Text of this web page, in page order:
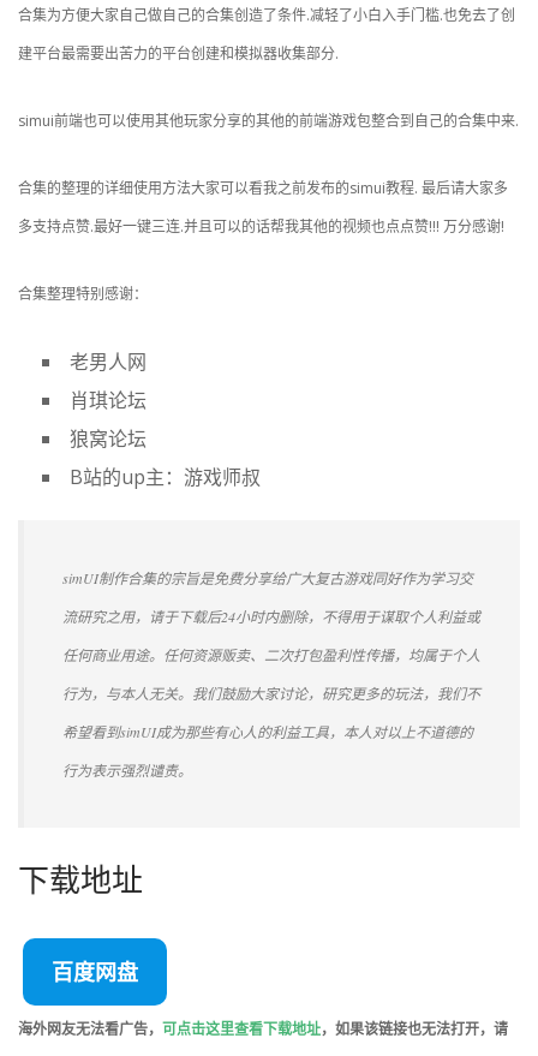
合集为方便大家自己做自己的合集创造了条件.减轻了小白入手门槛.也免去了创
建平台最需要出苦力的平台创建和模拟器收集部分.
simui前端也可以使用其他玩家分享的其他的前端游戏包整合到自己的合集中来.
合集的整理的详细使用方法大家可以看我之前发布的simui教程. 最后请大家多
多支持点赞.最好一键三连.并且可以的话帮我其他的视频也点点赞!!! 万分感谢!
合集整理特别感谢：
老男人网
肖琪论坛
狼窝论坛
B站的up主：游戏师叔
simUI制作合集的宗旨是免费分享给广大复古游戏同好作为学习交
流研究之用，请于下载后24小时内删除，不得用于谋取个人利益或
任何商业用途。任何资源贩卖、二次打包盈利性传播，均属于个人
行为，与本人无关。我们鼓励大家讨论，研究更多的玩法，我们不
希望看到simUI成为那些有心人的利益工具，本人对以上不道德的
行为表示强烈谴责。
下载地址
百度网盘
海外网友无法看广告， 可点击这里查看下载地址，如果该链接也无法打开，请